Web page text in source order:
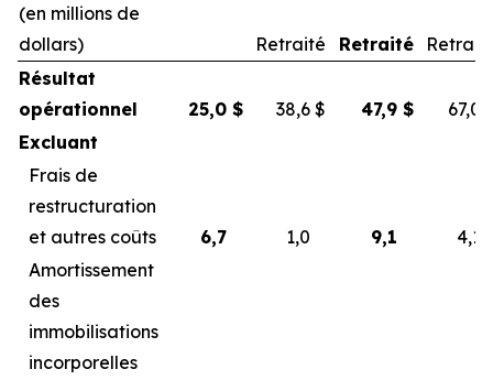
(en millions de
dollars)
Retraité Retraité
Résultat
opérationnel
25,0 $ 38,6 $ 47,9 $ 67,0
Excluant
Frais de
restructuration
et autres coûts
6,7 1,0 9,1
4,1
Amortissement
des
immobilisations
incorporelles